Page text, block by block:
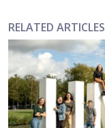
RELATED ARTICLES